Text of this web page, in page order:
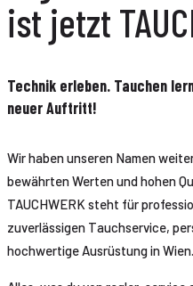
ist jetzt
Technik erleben. Tauchen
neuer Auftritt!
Wir haben unseren Namen
bewährten Werten und hohen
TAUCHWERK steht für
zuverlässigen Tauchservice,
hochwertige Ausrüstung in Wien.